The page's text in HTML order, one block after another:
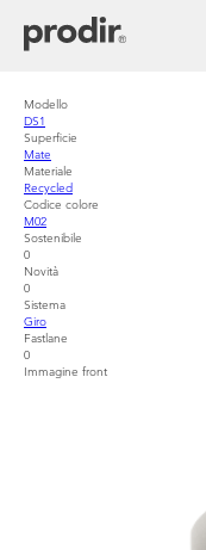
contenido
Modello
DS1
Superficie
Mate
Materiale
Recycled
Codice colore
M02
Sostenibile
0
Novità
0
Sistema
Giro
Fastlane
0
Immagine front